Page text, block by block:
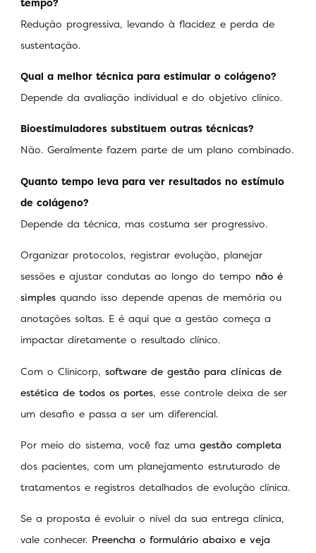
Redução progressiva, levando à flacidez e perda de
sustentação.
Qual a melhor técnica para estimular o colágeno?
Depende da avaliação individual e do objetivo clínico.
Bioestimuladores substituem outras técnicas?
Não. Geralmente fazem parte de um plano combinado.
Quanto tempo leva para ver resultados no estímulo
de colágeno?
Depende da técnica, mas costuma ser progressivo.
Organizar protocolos, registrar evolução, planejar
sessões e ajustar condutas ao longo do tempo não é
simples quando isso depende apenas de memória ou
anotações soltas. E é aqui que a gestão começa a
impactar diretamente o resultado clínico.
Com o Clinicorp, software de gestão para clínicas de
estética de todos os portes, esse controle deixa de ser
um desafio e passa a ser um diferencial.
Por meio do sistema, você faz uma gestão completa
dos pacientes, com um planejamento estruturado de
tratamentos e registros detalhados de evolução clínica.
Se a proposta é evoluir o nível da sua entrega clínica,
vale conhecer. Preencha o formulário abaixo e veja